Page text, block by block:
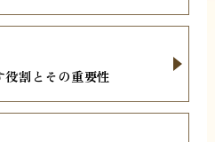
役割とその重要性